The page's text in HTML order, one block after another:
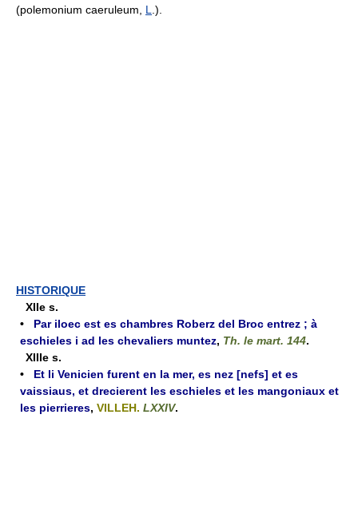
(polemonium caeruleum, L .).
HISTORIQUE
XIIe s.
• Par iloec est es chambres Roberz del Broc entrez ; à
eschieles i ad les chevaliers muntez, Th. le mart. 144.
XIIIe s.
• Et li Venicien furent en la mer, es nez [nefs] et es
vaissiaus, et drecierent les eschieles et les mangoniaux et
les pierrieres, VILLEH. LXXIV.